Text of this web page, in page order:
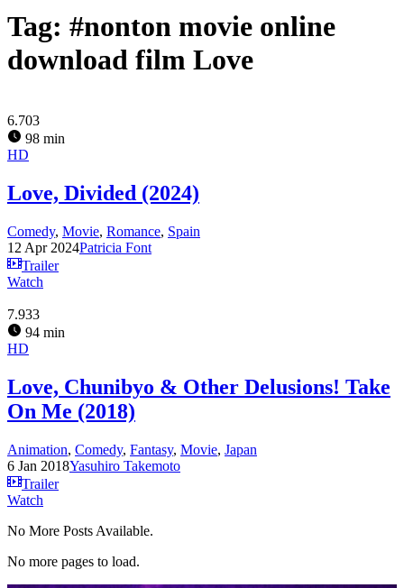
Tag: #nonton movie online
download film Love
6.703
98 min
HD
Love, Divided (2024)
Comedy, Movie, Romance, Spain
12 Apr 2024Patricia Font
Trailer
Watch
7.933
94 min
HD
Love, Chunibyo & Other Delusions! Take
On Me (2018)
Animation, Comedy, Fantasy, Movie, Japan
6 Jan 2018Yasuhiro Takemoto
Trailer
Watch
No More Posts Available.
No more pages to load.